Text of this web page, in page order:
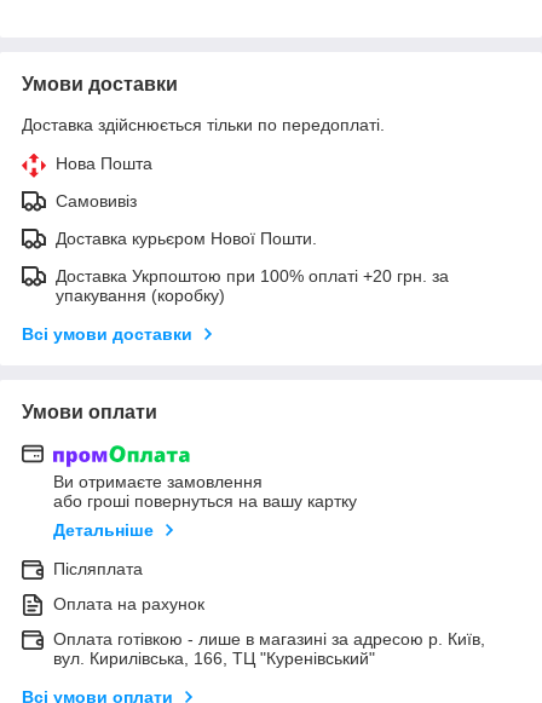
Умови доставки
Доставка здійснюється тільки по передоплаті.
Нова Пошта
Самовивіз
Доставка курьєром Нової Пошти.
Доставка Укрпоштою при 100% оплаті +20 грн. за
упакування (коробку)
Всі умови доставки
Умови оплати
Ви отримаєте замовлення
або гроші повернуться на вашу картку
Детальніше
Післяплата
Оплата на рахунок
Оплата готівкою - лише в магазині за адресою р. Київ,
вул. Кирилівська, 166, ТЦ "Куренівський"
Всі умови оплати